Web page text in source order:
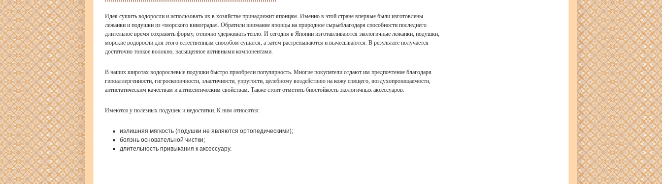
Идея сушить водоросли и использовать их в хозяйстве принадлежит японцам. Именно в этой стране впервые были изготовлены
лежанки и подушки из «морского винограда». Обратили внимание японцы на природное сырьеблагодаря способности последнего
длительное время сохранять форму, отлично удерживать тепло. И сегодня в Японии изготавливаются экологичные лежанки, подушки,
морские водоросли для этого естественным способом сушатся, а затем растрепываются и вычесываются. В результате получается
достаточно тонкое волокно, насыщенное активными компонентами.
В наших широтах водорослевые подушки быстро приобрели популярность. Многие покупатели отдают им предпочтение благодаря
гипоаллергенности, гигроскопичности, эластичности, упругости, целебному воздействию на кожу спящего, воздухопроницаемости,
антистатическим качествам и антисептическим свойствам. Также стоит отметить биостойкость экологичных аксессуаров.
Имеются у полезных подушек и недостатки. К ним относятся:
излишняя мягкость (подушки не являются ортопедическими);
боязнь основательной чистки;
длительность привыкания к аксессуару.